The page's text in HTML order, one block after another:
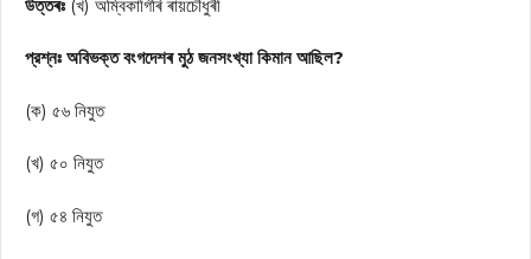
উত্তৰঃ (খ) অম্বিকাগিৰি ৰায়চৌধুৰী
প্রশ্নঃ অবিভক্ত বংগদেশৰ মুঠ জনসংখ্যা কিমান আছিল?
(ক) ৫৬ নিযুত
(খ) ৫০ নিযুত
(গ) ৫৪ নিযুত